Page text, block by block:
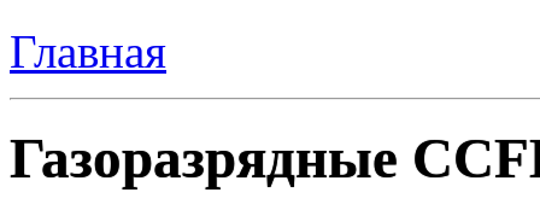
Главная
Газоразрядные